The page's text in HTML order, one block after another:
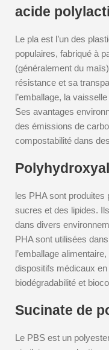
acide
Le pla est l’un des
populaires, fabriqué à
(généralement du
résistance et sa
l’emballage, la
Ses avantages
des émissions de
compostabilité dans
les PHA sont produites
sucres et des lipides.
dans divers
PHA sont utilisées
l’emballage
dispositifs médicaux
biodégradabilité et
Sucinate de
Le PBS est un